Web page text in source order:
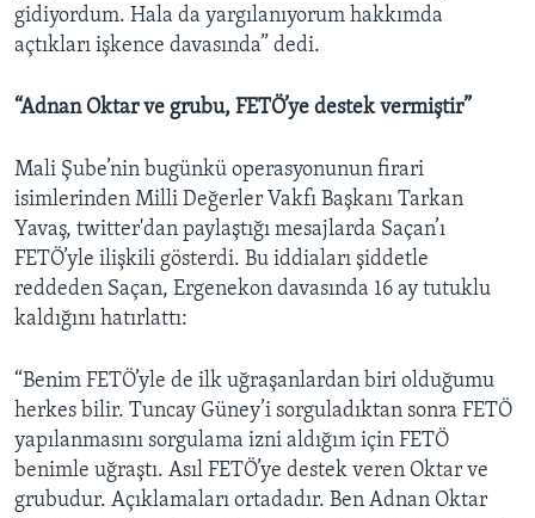
gidiyordum. Hala da yargılanıyorum hakkımda
açtıkları işkence davasında” dedi.
“Adnan Oktar ve grubu, FETÖ’ye destek vermiştir”
Mali Şube’nin bugünkü operasyonunun firari
isimlerinden Milli Değerler Vakfı Başkanı Tarkan
Yavaş, twitter'dan paylaştığı mesajlarda Saçan’ı
FETÖ’yle ilişkili gösterdi. Bu iddiaları şiddetle
reddeden Saçan, Ergenekon davasında 16 ay tutuklu
kaldığını hatırlattı:
“Benim FETÖ’yle de ilk uğraşanlardan biri olduğumu
herkes bilir. Tuncay Güney’i sorguladıktan sonra FETÖ
yapılanmasını sorgulama izni aldığım için FETÖ
benimle uğraştı. Asıl FETÖ’ye destek veren Oktar ve
grubudur. Açıklamaları ortadadır. Ben Adnan Oktar